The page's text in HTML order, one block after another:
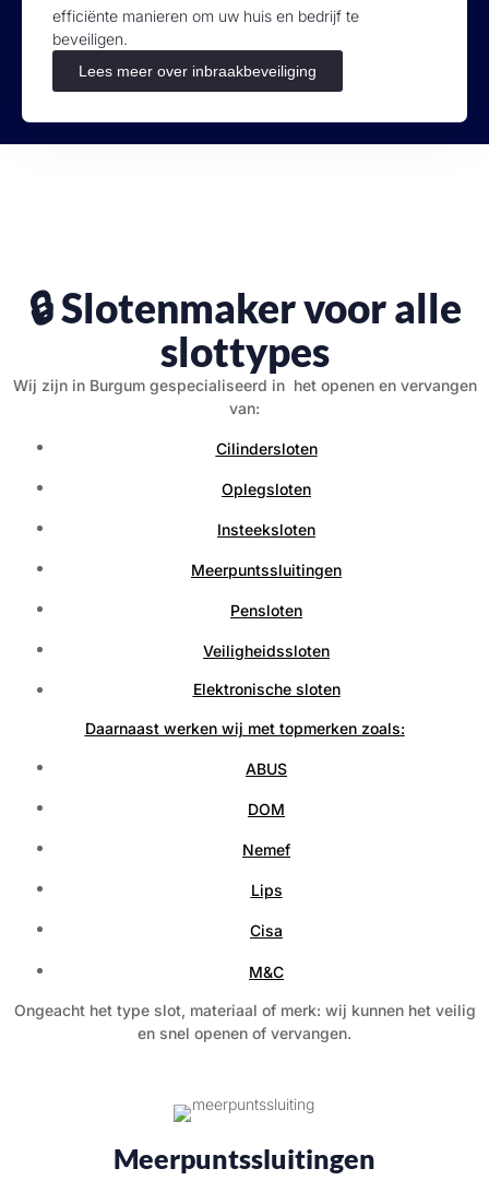
efficiënte manieren om uw huis en bedrijf te
beveiligen.
Lees meer over inbraakbeveiliging
🔒 Slotenmaker voor alle
slottypes
Wij zijn in Burgum gespecialiseerd in het openen en vervangen
van:
Cilindersloten
Oplegsloten
Insteeksloten
Meerpuntssluitingen
Pensloten
Veiligheidssloten
Elektronische sloten
Daarnaast werken wij met topmerken zoals:
ABUS
DOM
Nemef
Lips
Cisa
M&C
Ongeacht het type slot, materiaal of merk: wij kunnen het veilig
en snel openen of vervangen.
Meerpuntssluitingen